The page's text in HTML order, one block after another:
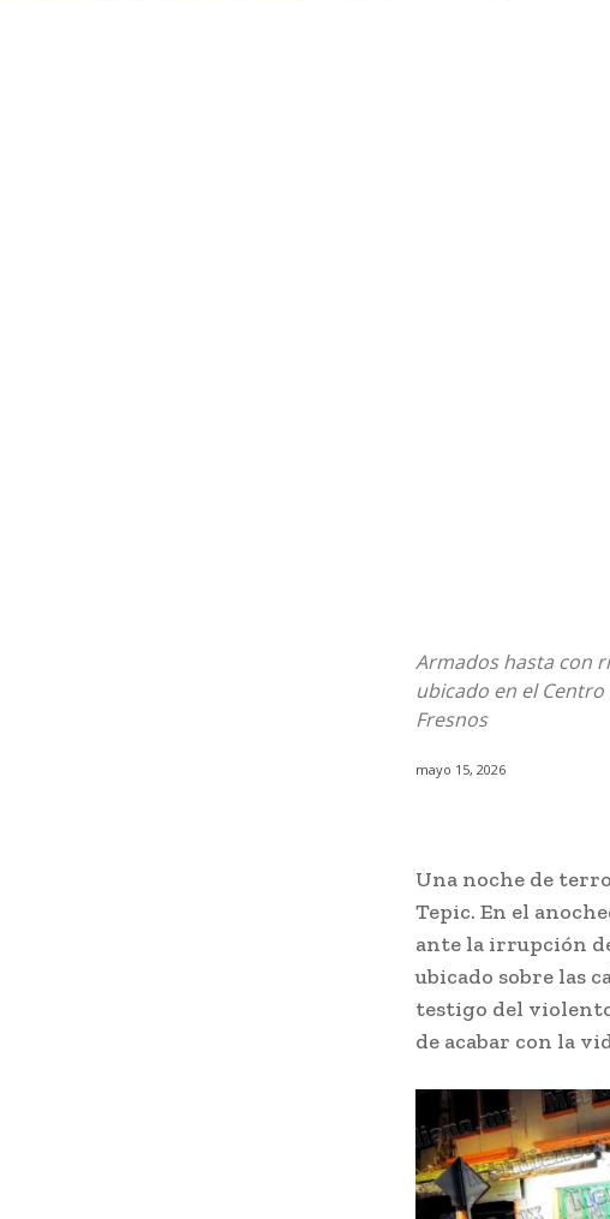
Armados hasta con
ubicado en el
Fresnos
mayo 15, 2026
Una noche de
Tepic. En el
ante la irrupción
ubicado sobre las
testigo del
de acabar con la